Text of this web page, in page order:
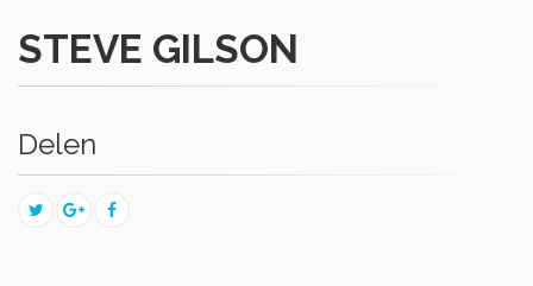
STEVE GILSON
Delen